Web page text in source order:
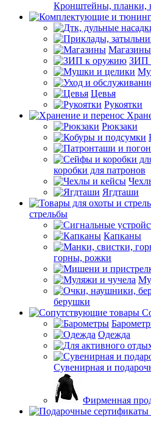
Кронштейны, планки,
Магазины
ЗИП
Цевья
Рукоятки
Рюкзаки
коробки для патронов
Ягдташи
стрельбы
Капканы
горны, рожки
берушки
Одежда
Сувенирная и
Фирменная